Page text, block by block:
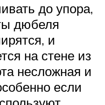
до упора,
дюбеля
и
на стене из
несложная и
если